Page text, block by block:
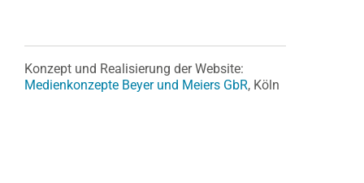
Konzept und Realisierung der Website:
Medienkonzepte Beyer und Meiers GbR, Köln